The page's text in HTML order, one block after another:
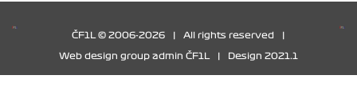
ČF1L © 2006-2026 All rights reserved
Web design group admin ČF1L Design 2021.1